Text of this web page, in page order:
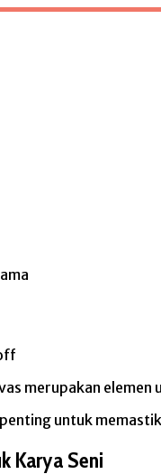
merupakan
untuk
Karya Seni